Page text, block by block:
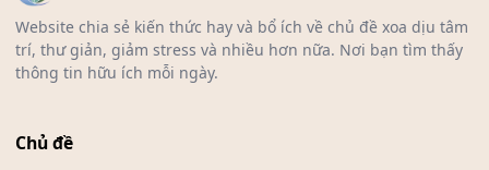
Website chia sẻ kiến thức hay và bổ ích về chủ đề xoa dịu tâm
trí, thư giản, giảm stress và nhiều hơn nữa. Nơi bạn tìm thấy
thông tin hữu ích mỗi ngày.
Chủ đề